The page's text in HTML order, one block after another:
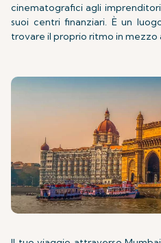
cinematografici agli
suoi centri finanziari. È un
trovare il proprio ritmo in mezzo